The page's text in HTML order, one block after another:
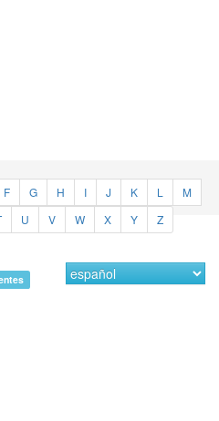
F G H I J K L
M
U V W X Y Z